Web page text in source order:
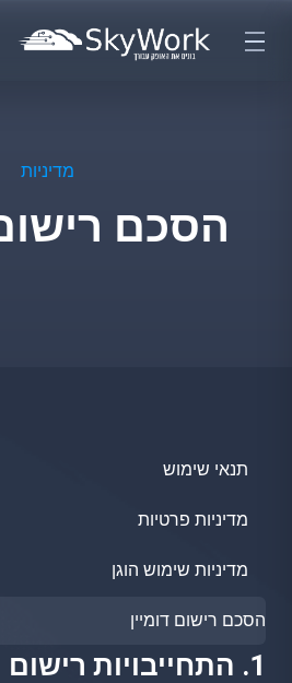
מדיניות
הסכם רישום
תנאי שימוש
מדיניות פרטיות
מדיניות שימוש הוגן
הסכם רישום דומיין
1. התחייבויות רישום